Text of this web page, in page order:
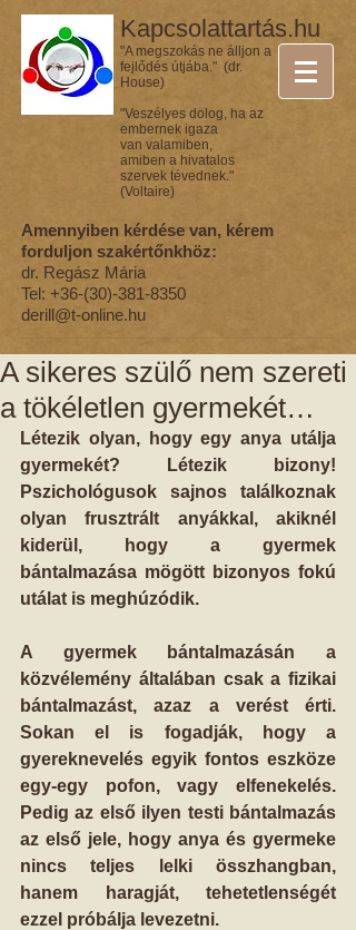
Kapcsolattartás.hu
"A megszokás ne álljon a
fejlődés útjába." (dr.
House)
"Veszélyes dolog, ha az
embernek igaza
van valamiben,
amiben a hivatalos
szervek tévednek."
(Voltaire)
Amennyiben kérdése van, kérem
forduljon szakértőnkhöz:
dr. Regász Mária
Tel: +36-(30)-381-8350
derill@t-online.hu
A sikeres szülő nem szereti
a tökéletlen gyermekét…
Létezik olyan, hogy egy anya utálja
gyermekét? Létezik bizony!
Pszichológusok sajnos találkoznak
olyan frusztrált anyákkal, akiknél
kiderül, hogy a gyermek
bántalmazása mögött bizonyos fokú
utálat is meghúzódik.
A gyermek bántalmazásán a
közvélemény általában csak a fizikai
bántalmazást, azaz a verést érti.
Sokan el is fogadják, hogy a
gyereknevelés egyik fontos eszköze
egy-egy pofon, vagy elfenekelés.
Pedig az első ilyen testi bántalmazás
az első jele, hogy anya és gyermeke
nincs teljes lelki összhangban,
hanem haragját, tehetetlenségét
ezzel próbálja levezetni.